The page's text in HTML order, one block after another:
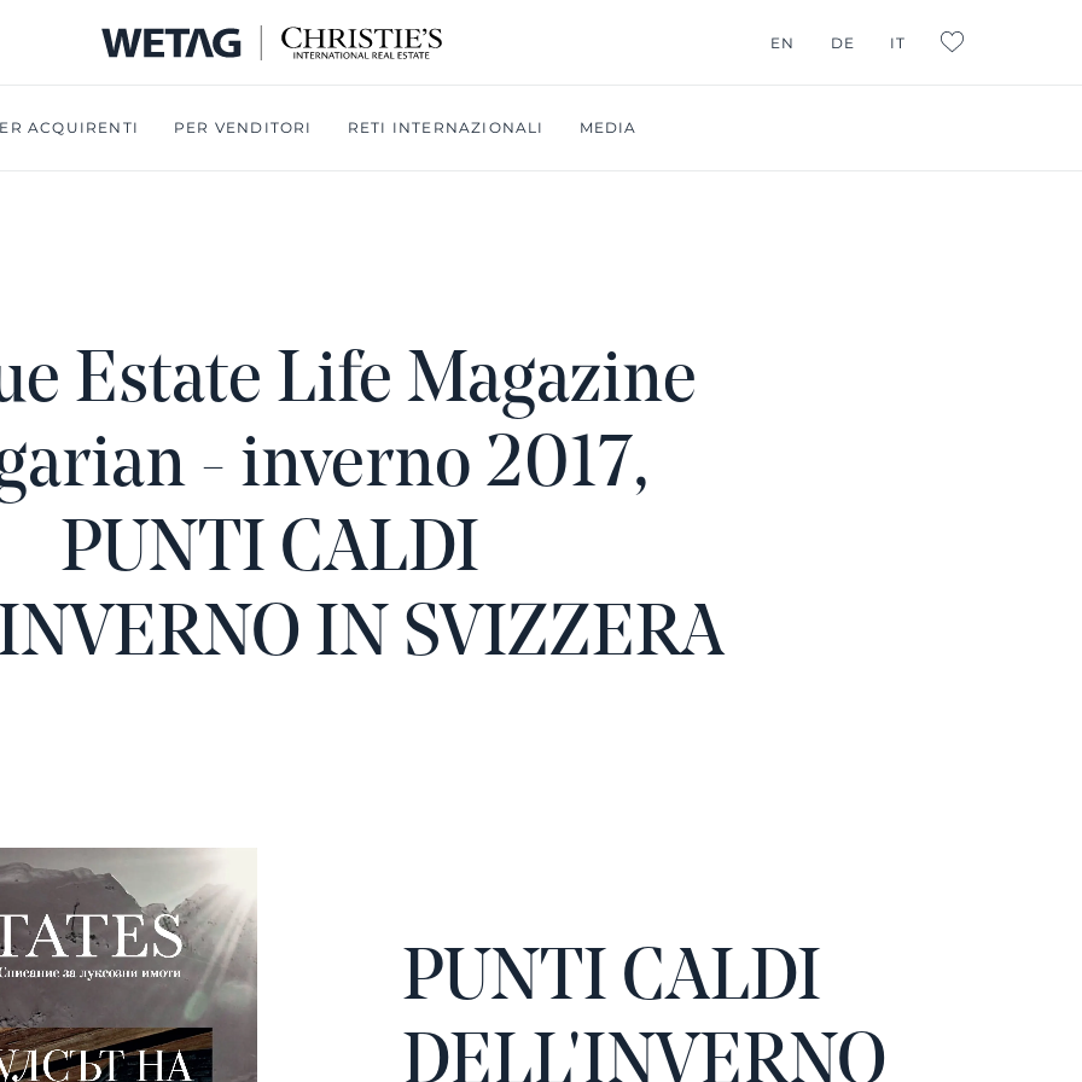
EN DE IT
ACQUIRENTI PER VENDITORI RETI INTERNAZIONALI MEDIA
Estate Life Magazine
- inverno 2017,
PUNTI CALDI
IN SVIZZERA
PUNTI CALDI
DELL'INVERNO